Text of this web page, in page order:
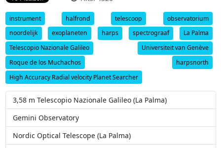
instrument halfrond telescoop
observatorium
noordelijk
exoplaneten harps spectrograaf
La Palma
Telescopio Nazionale Galileo
Universiteit van Genève
Roque de los Muchachos
harpsnorth
High Accuracy Radial velocity Planet Searcher
3,58 m Telescopio Nazionale Galileo (La Palma)
Gemini Observatory
Nordic Optical Telescope (La Palma)